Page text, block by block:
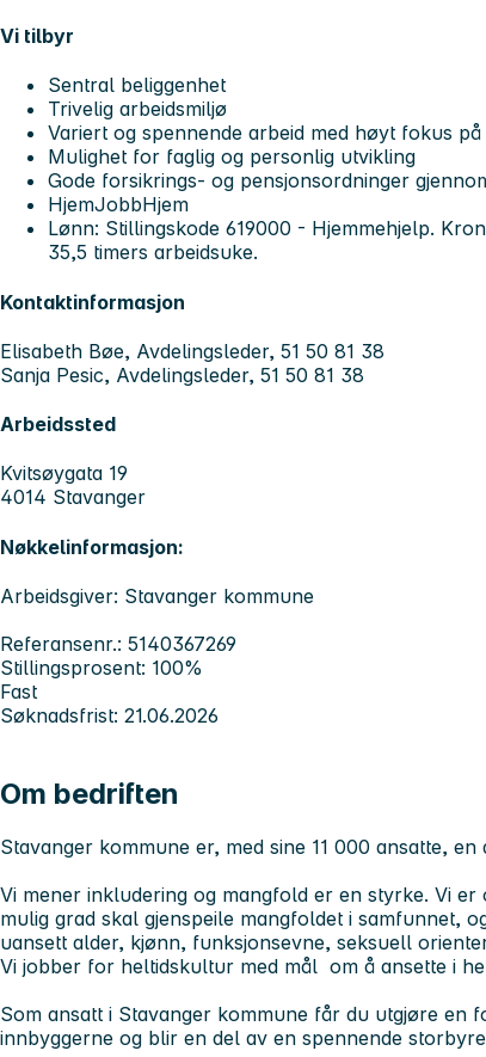
Vi tilbyr
Sentral beliggenhet
Trivelig arbeidsmiljø
Variert og spennende arbeid med høyt fokus på
Mulighet for faglig og personlig utvikling
Gode forsikrings- og pensjonsordninger
HjemJobbHjem
Lønn: Stillingskode 619000 - Hjemmehjelp.
35,5 timers arbeidsuke.
Kontaktinformasjon
Elisabeth Bøe, Avdelingsleder, 51 50 81 38
Sanja Pesic, Avdelingsleder, 51 50 81 38
Arbeidssted
Kvitsøygata 19
4014 Stavanger
Nøkkelinformasjon:
Arbeidsgiver: Stavanger kommune
Referansenr.: 5140367269
Stillingsprosent: 100%
Fast
Søknadsfrist: 21.06.2026
Om bedriften
Stavanger kommune er, med sine 11 000 ansatte,
Vi mener inkludering og mangfold er en styrke. Vi
mulig grad skal gjenspeile mangfoldet i samfunnet,
uansett alder, kjønn, funksjonsevne, seksuell
Vi jobber for heltidskultur med mål om å ansette i
Som ansatt i Stavanger kommune får du utgjøre en
innbyggerne og blir en del av en spennende